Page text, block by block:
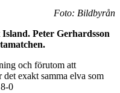
Foto: Bildbyrån
Peter Gerhardsson
och förutom att
exakt samma elva som
0